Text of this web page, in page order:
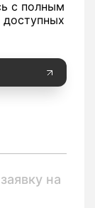
с полным
на